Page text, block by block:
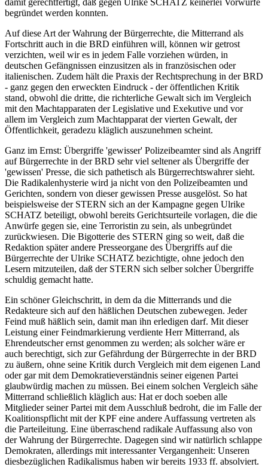
begründet werden konnten.
Auf diese Art der Wahrung der Bürgerrechte, die Mitterrand als
Fortschritt auch in die BRD einführen will, können wir getrost
verzichten, weil wir es in jedem Falle vorziehen würden, in
deutschen Gefängnissen einzusitzen als in französischen oder
italienischen. Zudem hält die Praxis der Rechtsprechung in der BRD
- ganz gegen den erweckten Eindruck - der öffentlichen Kritik
stand, obwohl die dritte, die richterliche Gewalt sich im Vergleich
mit den Machtapparaten der Legislative und Exekutive und vor
allem im Vergleich zum Machtapparat der vierten Gewalt, der
Öffentlichkeit, geradezu kläglich auszunehmen scheint.
Ganz im Ernst: Übergriffe 'gewisser' Polizeibeamter sind als Angriff
auf Bürgerrechte in der BRD sehr viel seltener als Übergriffe der
'gewissen' Presse, die sich pathetisch als Bürgerrechtswahrer sieht.
Die Radikalenhysterie wird ja nicht von den Polizeibeamten und
Gerichten, sondern von dieser gewissen Presse ausgelöst. So hat
beispielsweise der STERN sich an der Kampagne gegen Ulrike
SCHATZ beteiligt, obwohl bereits Gerichtsurteile vorlagen, die die
Anwürfe gegen sie, eine Terroristin zu sein, als unbegründet
zurückwiesen. Die Bigotterie des STERN ging so weit, daß die
Redaktion später andere Presseorgane des Übergriffs auf die
Bürgerrechte der Ulrike SCHATZ bezichtigte, ohne jedoch den
Lesern mitzuteilen, daß der STERN sich selber solcher Übergriffe
schuldig gemacht hatte.
Ein schöner Gleichschritt, in dem da die Mitterrands und die
Redakteure sich auf den häßlichen Deutschen zubewegen. Jeder
Feind muß häßlich sein, damit man ihn erledigen darf. Mit dieser
Leistung einer Feindmarkierung verdiente Herr Mitterrand, als
Ehrendeutscher ernst genommen zu werden; als solcher wäre er
auch berechtigt, sich zur Gefährdung der Bürgerrechte in der BRD
zu äußern, ohne seine Kritik durch Vergleich mit dem eigenen Land
oder gar mit dem Demokratieverständnis seiner eigenen Partei
glaubwürdig machen zu müssen. Bei einem solchen Vergleich sähe
Mitterrand schließlich kläglich aus: Hat er doch soeben alle
Mitglieder seiner Partei mit dem Ausschluß bedroht, die im Falle der
Koalitionspflicht mit der KPF eine andere Auffassung vertreten als
die Parteileitung. Eine überraschend radikale Auffassung also von
der Wahrung der Bürgerrechte. Dagegen sind wir natürlich schlappe
Demokraten, allerdings mit interessanter Vergangenheit: Unseren
diesbezüglichen Radikalismus haben wir bereits 1933 ff. absolviert.